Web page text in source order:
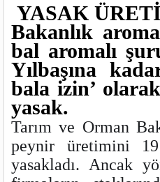
YASAK
Bakanlık
bal aromalı
Yılbaşına
bala izin’
yasak.
Tarım ve Orman
peynir üretimini
yasakladı. Ancak